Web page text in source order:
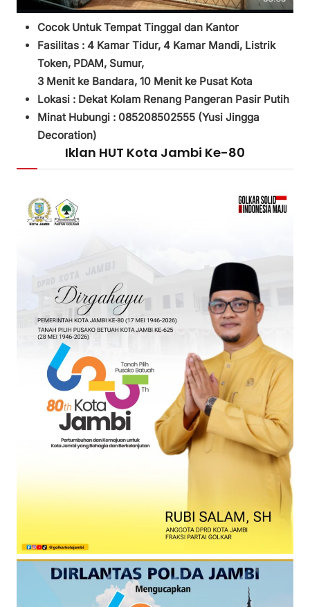
Cocok Untuk Tempat Tinggal dan Kantor
Fasilitas : 4 Kamar Tidur, 4 Kamar Mandi, Listrik
Token, PDAM, Sumur,
3 Menit ke Bandara, 10 Menit ke Pusat Kota
Lokasi : Dekat Kolam Renang Pangeran Pasir Putih
Minat Hubungi : 085208502555 (Yusi Jingga
Decoration)
Iklan HUT Kota Jambi Ke-80